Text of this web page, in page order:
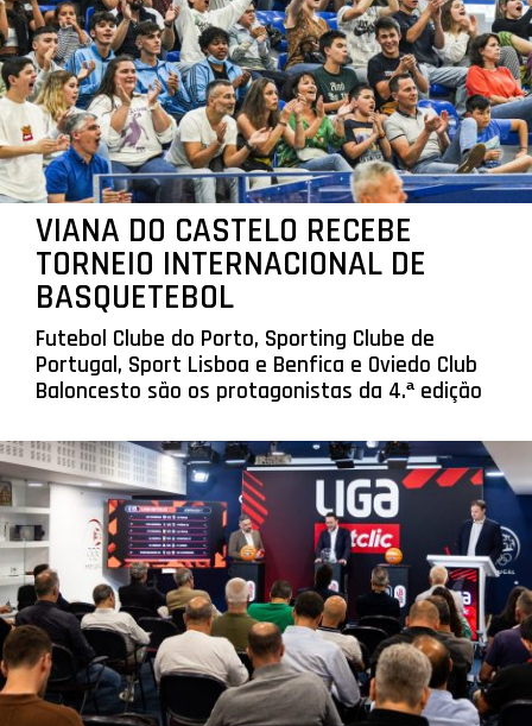
VIANA DO CASTELO RECEBE
TORNEIO INTERNACIONAL DE
BASQUETEBOL
Futebol Clube do Porto, Sporting Clube de
Portugal, Sport Lisboa e Benfica e Oviedo Club
Baloncesto são os protagonistas da 4.ª edição